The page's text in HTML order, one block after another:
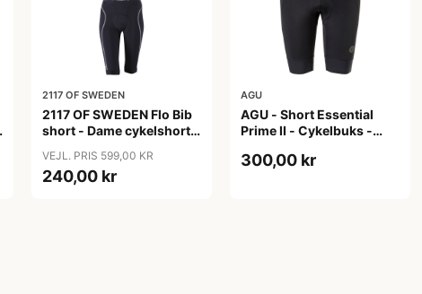
2117 OF SWEDEN
2117 OF SWEDEN Flo Bib
short - Dame cykelshorts
VEJL. PRIS 599,00 KR
240,00 kr
AGU
AGU - Short Essential
Prime II - Cykelbuks -
300,00 kr